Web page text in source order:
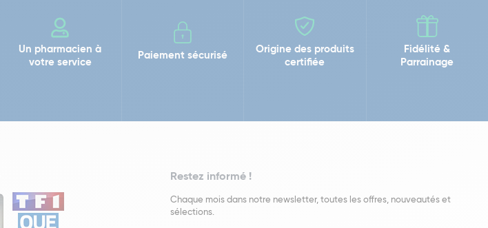
Un pharmacien à
votre service
Paiement sécurisé
Origine des produits
certifiée
Fidélité &
Parrainage
Restez informé !
Chaque mois dans notre newsletter, toutes les offres, nouveautés et
sélections.